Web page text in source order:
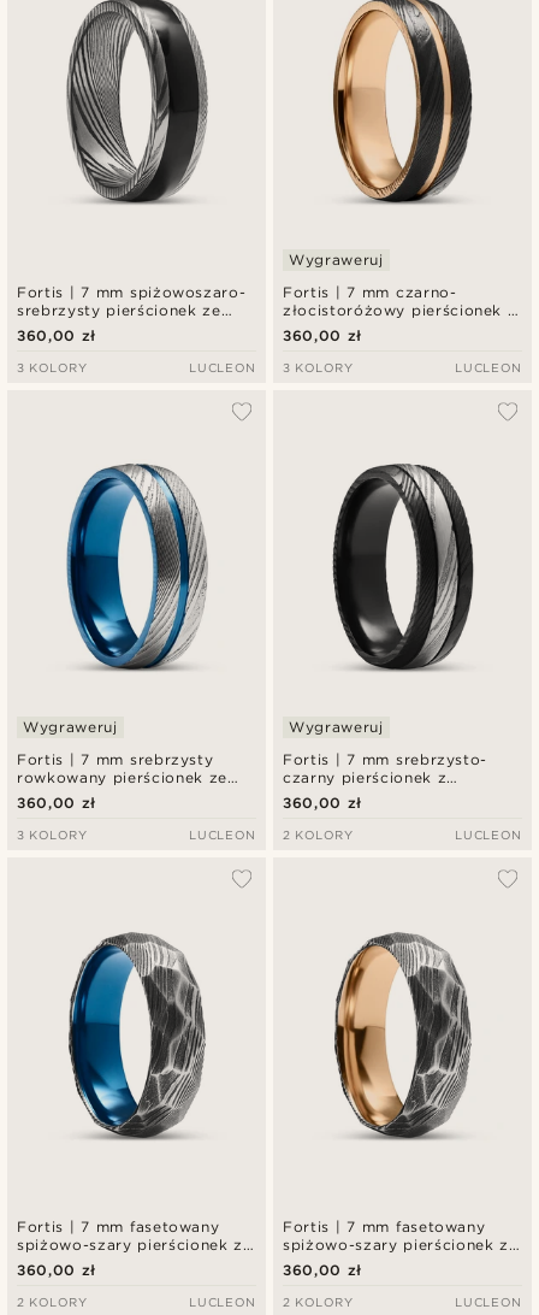
Fortis | 7 mm spiżowoszaro-
srebrzysty pierścionek ze
stali damasceńskiej z
inkrustacją z czarnego
onyksu
360,00 zł
3 KOLORY LUCLEON
Fortis | 7 mm czarno-
złocistoróżowy pierścionek z
podwójnym rowkiem ze stali
damasceńskiej i tytanu
Wygraweruj
360,00 zł
3 KOLORY LUCLEON
Fortis | 7 mm srebrzysty
rowkowany pierścionek ze
stali damasceńskiej i
niebieskiego tytanu
Wygraweruj
360,00 zł
3 KOLORY LUCLEON
Fortis | 7 mm srebrzysto-
czarny pierścionek z
podwójnym rowkiem ze stali
damasceńskiej i tytanu
Wygraweruj
360,00 zł
2 KOLORY LUCLEON
Fortis | 7 mm fasetowany
spiżowo-szary pierścionek ze
stali damasceńskiej z
niebieskim tytanem
360,00 zł
2 KOLORY LUCLEON
Fortis | 7 mm fasetowany
spiżowo-szary pierścionek ze
stali damasceńskiej z
różowo-złocistym tytanem
360,00 zł
2 KOLORY LUCLEON